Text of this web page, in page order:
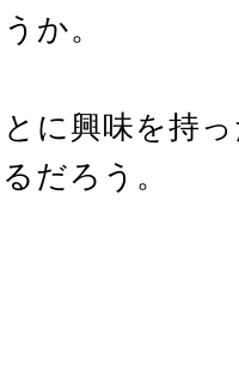
か。
に興味を持
だろう。